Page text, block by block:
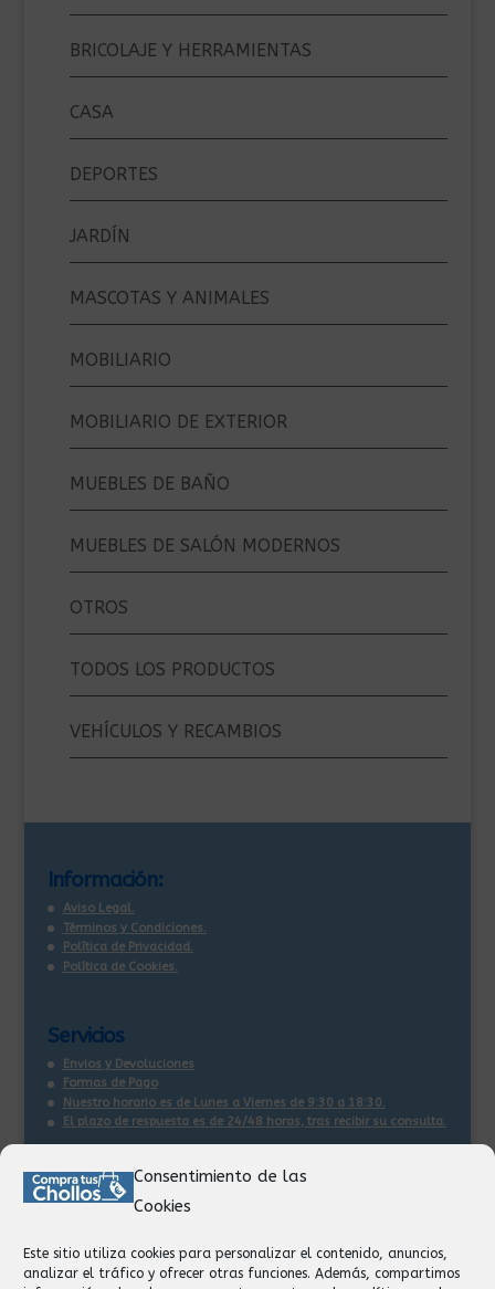
Consentimiento de las
Cookies
Este sitio utiliza cookies para personalizar el contenido, anuncios,
analizar el tráfico y ofrecer otras funciones. Además, compartimos
BRICOLAJE Y HERRAMIENTAS
CASA
DEPORTES
JARDÍN
MASCOTAS Y ANIMALES
MOBILIARIO
MOBILIARIO DE EXTERIOR
MUEBLES DE BAÑO
MUEBLES DE SALÓN MODERNOS
OTROS
TODOS LOS PRODUCTOS
VEHÍCULOS Y RECAMBIOS
Información:
Aviso Legal.
Términos y Condiciones.
Política de Privacidad.
Política de Cookies.
Servicios
Envios y Devoluciones
Formas de Pago
Nuestro horario es de Lunes a Viernes de 9:30 a 18:30.
El plazo de respuesta es de 24/48 horas, tras recibir su consulta.
Contacto:
Facturación
Devoluciones